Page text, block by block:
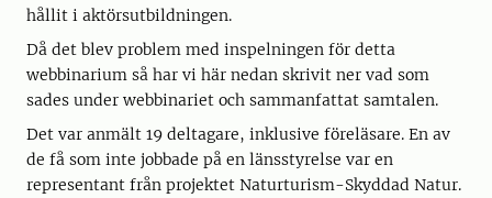
hållit i aktörsutbildningen.
Då det blev problem med inspelningen för detta
webbinarium så har vi här nedan skrivit ner vad som
sades under webbinariet och sammanfattat samtalen.
Det var anmält 19 deltagare, inklusive föreläsare. En av
de få som inte jobbade på en länsstyrelse var en
representant från projektet Naturturism-Skyddad Natur.